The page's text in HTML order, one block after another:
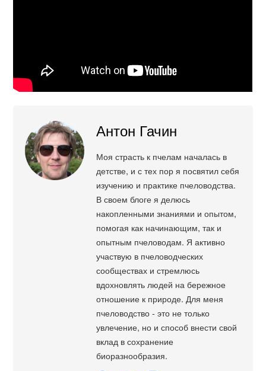
Антон Гачин
Моя страсть к пчелам началась в
детстве, и с тех пор я посвятил себя
изучению и практике пчеловодства.
В своем блоге я делюсь
накопленными знаниями и опытом,
помогая как начинающим, так и
опытным пчеловодам. Я активно
участвую в пчеловодческих
сообществах и стремлюсь
вдохновлять людей на бережное
отношение к природе. Для меня
пчеловодство - это не только
увлечение, но и способ внести свой
вклад в сохранение
биоразнообразия.